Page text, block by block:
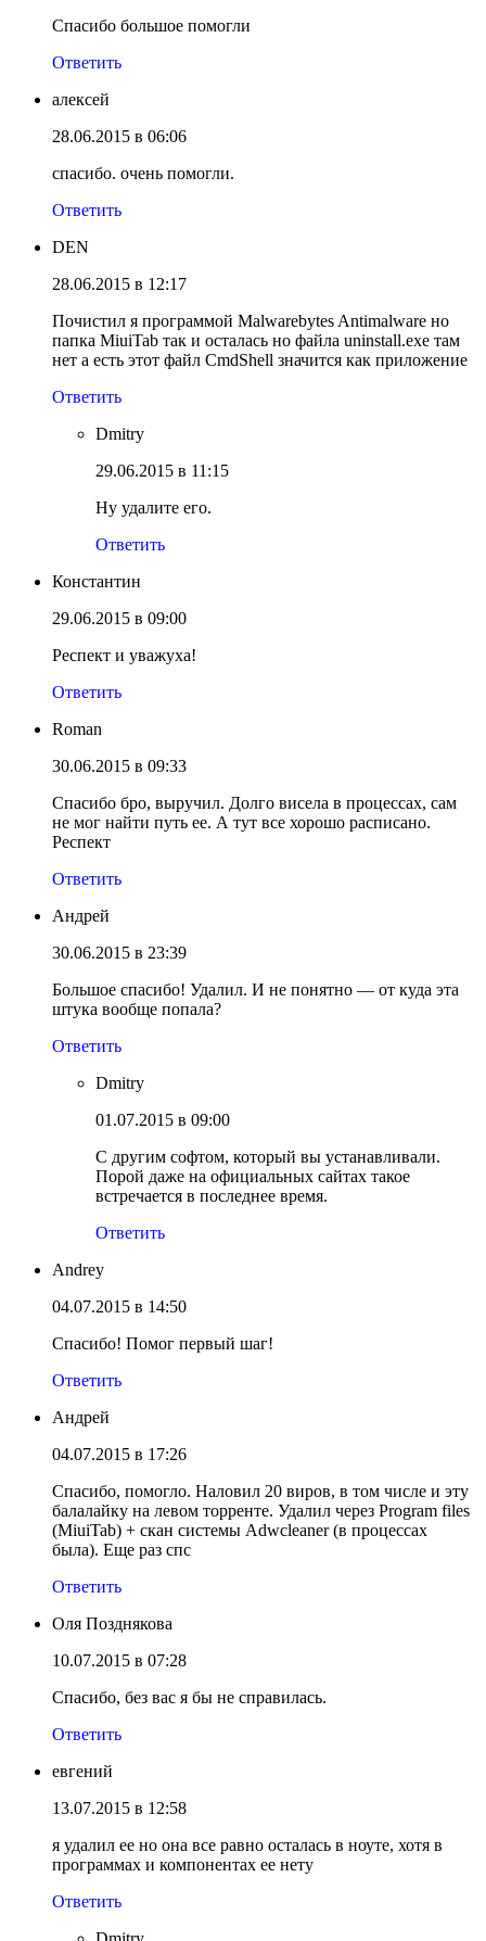
Спасибо большое помогли
Ответить
алексей
28.06.2015 в 06:06
спасибо. очень помогли.
Ответить
DEN
28.06.2015 в 12:17
Почистил я программой Malwarebytes Antimalware но
папка MiuiTab так и осталась но файла uninstall.exe там
нет а есть этот файл CmdShell значится как приложение
Ответить
Dmitry
29.06.2015 в 11:15
Ну удалите его.
Ответить
Константин
29.06.2015 в 09:00
Респект и уважуха!
Ответить
Roman
30.06.2015 в 09:33
Спасибо бро, выручил. Долго висела в процессах, сам
не мог найти путь ее. А тут все хорошо расписано.
Респект
Ответить
Андрей
30.06.2015 в 23:39
Большое спасибо! Удалил. И не понятно — от куда эта
штука вообще попала?
Ответить
Dmitry
01.07.2015 в 09:00
С другим софтом, который вы устанавливали.
Порой даже на официальных сайтах такое
встречается в последнее время.
Ответить
Andrey
04.07.2015 в 14:50
Спасибо! Помог первый шаг!
Ответить
Андрей
04.07.2015 в 17:26
Спасибо, помогло. Наловил 20 виров, в том числе и эту
балалайку на левом торренте. Удалил через Program files
(MiuiTab) + скан системы Аdwcleaner (в процессах
была). Еще раз спс
Ответить
Оля Позднякова
10.07.2015 в 07:28
Спасибо, без вас я бы не справилась.
Ответить
евгений
13.07.2015 в 12:58
я удалил ее но она все равно осталась в ноуте, хотя в
программах и компонентах ее нету
Ответить